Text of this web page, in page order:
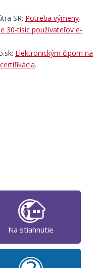
SR: Potreba výmeny
30-tisíc používateľov e-
Elektronickým čipom na
.
Na stiahnutie